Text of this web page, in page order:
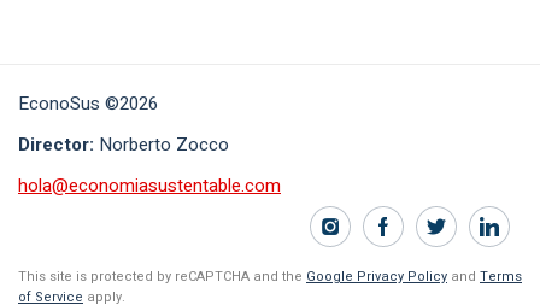
EconoSus ©2026
Director: Norberto Zocco
hola@economiasustentable.com
This site is protected by reCAPTCHA and the Google Privacy Policy and Terms
of Service apply.